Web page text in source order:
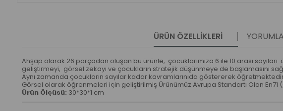
ÜRÜN ÖZELLIKLERI
Ahşap olarak 26 parçadan oluşan bu ürünle, çocuklarımıza 6 ile 10 arası
geliştirmeyi, görsel zekayı ve çocukların stratejik düşünmeye de başlamasını
Aynı zamanda çocukların sayılar kadar kavramlarınıda göstererek
Görsel olarak öğrenmeleri için geliştirilmiş Ürünümüz Avrupa Standartı Olan En71
Ürün Ölçüsü: 30*30*1 cm